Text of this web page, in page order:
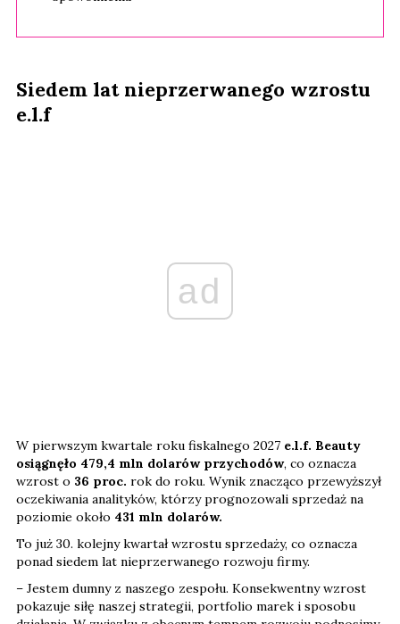
Siedem lat nieprzerwanego wzrostu
e.l.f
ad
W pierwszym kwartale roku fiskalnego 2027 e.l.f. Beauty
osiągnęło 479,4 mln dolarów przychodów, co oznacza
wzrost o 36 proc. rok do roku. Wynik znacząco przewyższył
oczekiwania analityków, którzy prognozowali sprzedaż na
poziomie około 431 mln dolarów.
To już 30. kolejny kwartał wzrostu sprzedaży, co oznacza
ponad siedem lat nieprzerwanego rozwoju firmy.
– Jestem dumny z naszego zespołu. Konsekwentny wzrost
pokazuje siłę naszej strategii, portfolio marek i sposobu